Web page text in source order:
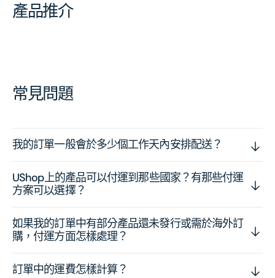
產品推介
常見問題
我的訂單一般會於多少個工作天內安排配送？
UShop上的產品可以付運到那些國家？有那些付運
方案可以選擇？
如果我的訂單中有部分產品還未發行或需於海外訂
購，付運方面怎樣處理？
訂單中的運費怎樣計算？